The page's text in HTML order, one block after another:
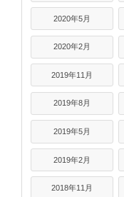
2020年5月
2020年2月
2019年11月
2019年8月
2019年5月
2019年2月
2018年11月